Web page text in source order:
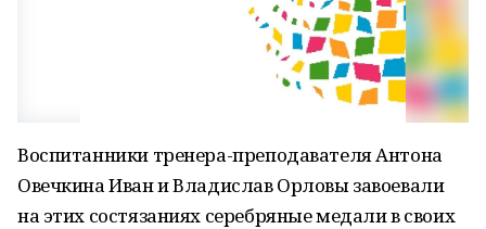
Воспитанники тренера-преподавателя Антона
Овечкина Иван и Владислав Орловы завоевали
на этих состязаниях серебряные медали в своих